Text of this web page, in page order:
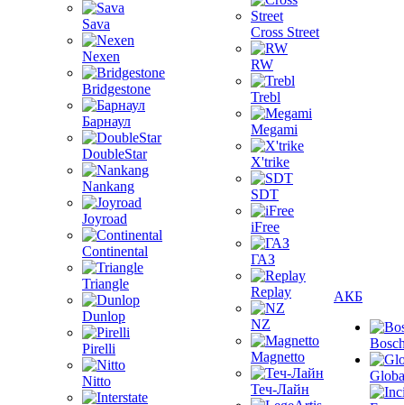
Sava
Nexen
Bridgestone
Барнаул
DoubleStar
Nankang
Joyroad
Continental
Triangle
Dunlop
Pirelli
Nitto
Cross Street
RW
Trebl
Megami
X'trike
SDT
iFree
ГАЗ
Replay
NZ
Magnetto
Теч-Лайн
АКБ